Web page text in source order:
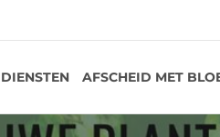
DIENSTEN AFSCHEID MET